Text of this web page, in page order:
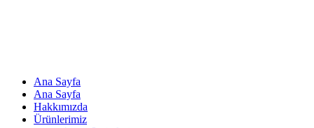
Ana Sayfa
Ana Sayfa
Hakkımızda
Ürünlerimiz